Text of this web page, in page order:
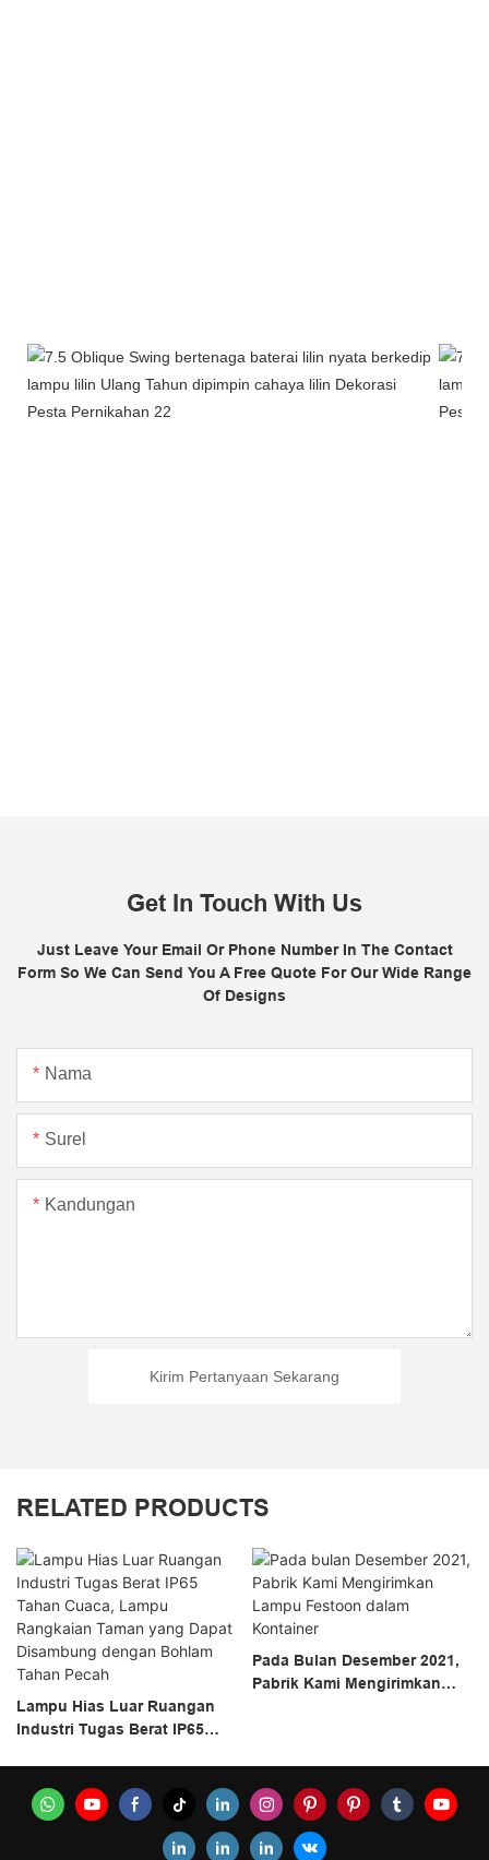
Get In Touch With Us
Just Leave Your Email Or Phone Number In The Contact
Form So We Can Send You A Free Quote For Our Wide Range
Of Designs
Nama
Surel
Kandungan
Kirim Pertanyaan Sekarang
RELATED PRODUCTS
Lampu Hias Luar Ruangan
Industri Tugas Berat IP65
Dapat Disambung Dengan
Bohlam Tahan Pecah
Pada Bulan Desember 2021,
Pabrik Kami Mengirimkan